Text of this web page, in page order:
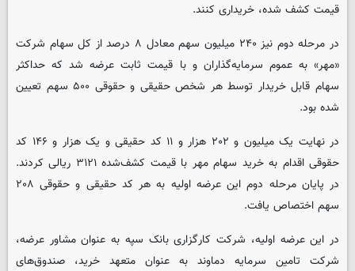
قیمت کشف شده، خریداری کنند.
در مرحله دوم نیز ۲۴۰ میلیون سهم معادل ۸ درصد از کل سهام شرکت
«مهر» به عموم سرمایه‌گذاران و با قیمت ثابت عرضه شد که حداکثر
سهام قابل خریدار توسط هر شخص حقیقی و حقوقی ۵۰۰ سهم تعیین
شده بود.
در نهایت یک میلیون و ۲۰۲ هزار و ۱۱ کد حقیقی و یک هزار و ۱۴۶ کد
حقوقی اقدام به خرید سهام مهر با قیمت کشف‌‎شده ۳۱۲۱ ریالی کردند.
در پایان مرحله دوم این عرضه اولیه به هر کد حقیقی و حقوقی ۲۰۸
سهم اختصاص یافت.
در این عرضه اولیه، شرکت کارگزاری بانک سپه به عنوان مشاور عرضه،
شرکت تامین سرمایه دماوند به عنوان متعهد خرید، صندوق‌های